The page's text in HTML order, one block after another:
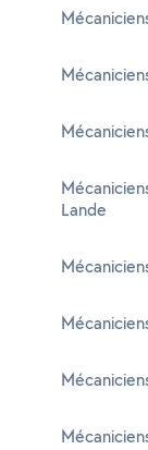
Lande